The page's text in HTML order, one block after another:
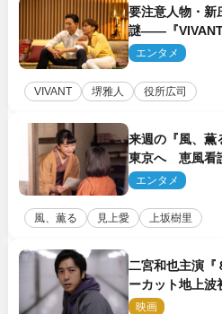
要注意人物・新
謎――『VIVANT
エンタメ
VIVANT 堺雅人 役所広司
来週の『風、薫
東京へ 恵風看
エンタメ
風、薫る 見上愛 上坂樹里
二宮和也主演『
ーカット地上
コメント到着
映画